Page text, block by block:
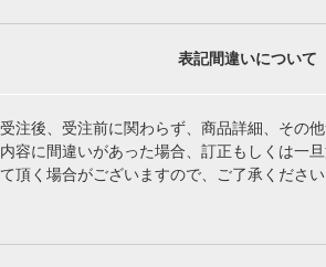
表記間違いについて
受注後、受注前に関わらず、商品詳細、その
内容に間違いがあった場合、訂正もしくは一
て頂く場合がございますので、ご了承ください